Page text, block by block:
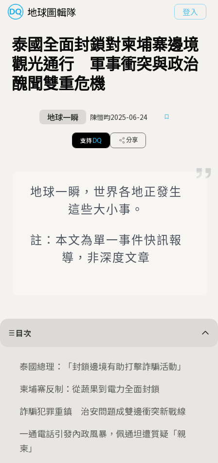
地球圖輯隊 登入
泰國全面封鎖對柬埔寨邊境
觀光通行 軍事衝突與政治
醜聞雙重危機
地球一瞬 陳愷昀2025-06-24
支持 DQ 分享
地球一瞬，世界各地正發生
這些大小事。
註：本文為單一事件快訊報
導，非深度文章
目次
泰國總理：「封鎖邊境有助打擊詐騙活動」
柬埔寨反制：從蔬果到電力全面封鎖
詐騙犯罪重鎮 治安問題成雙邊衝突新戰線
一通電話引發內政風暴，佩通坦遭質疑「親
柬」